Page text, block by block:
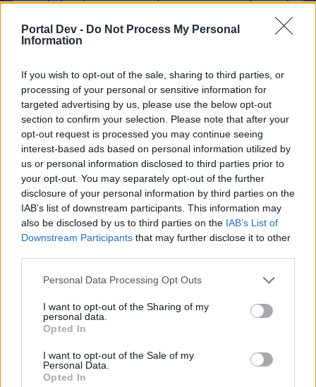
Portal Dev - Do Not Process My Personal
Information
If you wish to opt-out of the sale, sharing to third parties, or
processing of your personal or sensitive information for
targeted advertising by us, please use the below opt-out
section to confirm your selection. Please note that after your
opt-out request is processed you may continue seeing
interest-based ads based on personal information utilized by
us or personal information disclosed to third parties prior to
your opt-out. You may separately opt-out of the further
disclosure of your personal information by third parties on the
IAB’s list of downstream participants. This information may
also be disclosed by us to third parties on the IAB’s List of
Downstream Participants that may further disclose it to other
Personal Data Processing Opt Outs
I want to opt-out of the Sharing of my
personal data.
Opted In
I want to opt-out of the Sale of my
Personal Data.
Opted In
По време на тази част ще можете да закупитедо
два пътиследнатакошница: